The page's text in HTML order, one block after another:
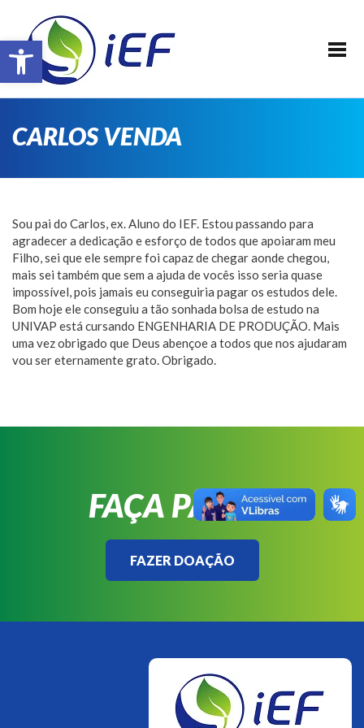
Barra de Ferramentas Aberta
SOBRE O IEF
ALUNOS
REALIZAÇÕES
PATROCINADORES
FAÇA PARTE !
CONTATO
E-BOOK IEF
CARLOS VENDA
Sou pai do Carlos, ex. Aluno do IEF. Estou passando para
agradecer a dedicação e esforço de todos que apoiaram meu
Filho, sei que ele sempre foi capaz de chegar aonde chegou,
mais sei também que sem a ajuda de vocês isso seria quase
impossível, pois jamais eu conseguiria pagar os estudos dele.
Bom hoje ele conseguiu a tão sonhada bolsa de estudo na
UNIVAP está cursando ENGENHARIA DE PRODUÇÃO. Mais
uma vez obrigado que Deus abençoe a todos que nos ajudaram
vou ser eternamente grato. Obrigado.
FAÇA PARTE!
FAZER DOAÇÃO